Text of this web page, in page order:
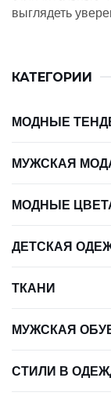
выглядеть
КАТЕГОРИИ
МОДНЫЕ
МУЖСКАЯ
МОДНЫЕ
ДЕТСКАЯ
ТКАНИ
МУЖСКАЯ
СТИЛИ В